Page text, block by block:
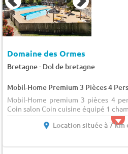
Domaine des Ormes
Bretagne- Dol de bretagne
Mobil-Home Premium 3 Pièces 4
Mobil-Home premium 3 pièces 4
Coin salon Coin cuisine équipé 1
Location située à 7